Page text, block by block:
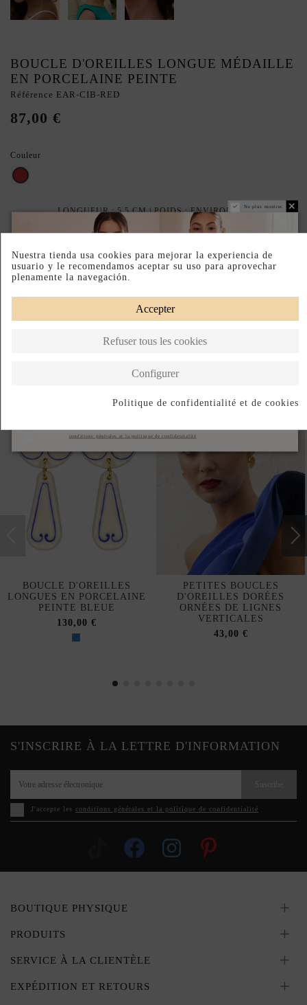
BOUCLE D'OREILLES LONGUE MÉDAILLE
EN PORCELAINE PEINTE
Référence EAR-CIB-RED
87,00 €
Couleur
Rouge
LONGUEUR : 5,5 CM | POIDS : ENVIRON 8 G
Paiement échelonné Retours faciles Fabriqué en Espagne
DESCRIPTION SHORT
DESCRIPTION
BOUCLE D'OREILLES
LONGUES EN PORCELAINE
PEINTE BLEUE
130,00 €
PETITES BOUCLES
D'OREILLES DORÉES
ORNÉES DE LIGNES
VERTICALES
43,00 €
S'INSCRIRE À LA LETTRE D'INFORMATION
J'accepte les conditions générales et la politique de confidentialité
BOUTIQUE PHYSIQUE
PRODUITS
SERVICE À LA CLIENTÈLE
EXPÉDITION ET RETOURS
Ne plus montrer.
conditions générales et la politique de confidentialité
Nuestra tienda usa cookies para mejorar la experiencia de
usuario y le recomendamos aceptar su uso para aprovechar
plenamente la navegación.
Accepter
Refuser tous les cookies
Configurer
Politique de confidentialité et de cookies